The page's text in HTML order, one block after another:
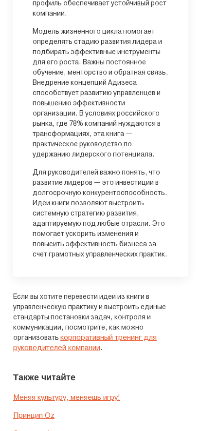
профиль обеспечивает устойчивый рост
компании.
Модель жизненного цикла помогает
определять стадию развития лидера и
подбирать эффективные инструменты
для его роста. Важны постоянное
обучение, менторство и обратная связь.
Внедрение концепций Адизеса
способствует развитию управленцев и
повышению эффективности
организации. В условиях российского
рынка, где 78% компаний нуждаются в
трансформациях, эта книга —
практическое руководство по
удержанию лидерского потенциала.
Для руководителей важно понять, что
развитие лидеров — это инвестиции в
долгосрочную конкурентоспособность.
Идеи книги позволяют выстроить
системную стратегию развития,
адаптируемую под любые отрасли. Это
помогает ускорить изменения и
повысить эффективность бизнеса за
счет грамотных управленческих практик.
Если вы хотите перевести идеи из книги в
управленческую практику и выстроить единые
стандарты постановки задач, контроля и
коммуникации, посмотрите, как можно
организовать корпоративный тренинг для
руководителей компании.
Также читайте
Меняя культуру, меняешь игру!
Принцип Oz